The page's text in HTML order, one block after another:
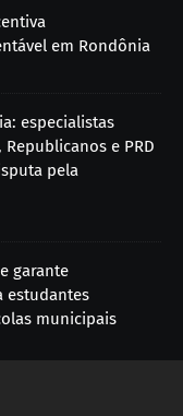
em Rondônia
especialistas
e PRD
pela
garante
estudantes
municipais